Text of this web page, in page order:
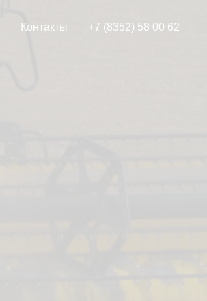
Контакты +7 (8352) 58 00 62